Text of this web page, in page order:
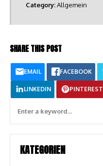
Category:Allgemein
SHARE THIS POST
EMAIL FACEBOOK
LINKEDIN PINTEREST
KATEGORIEN